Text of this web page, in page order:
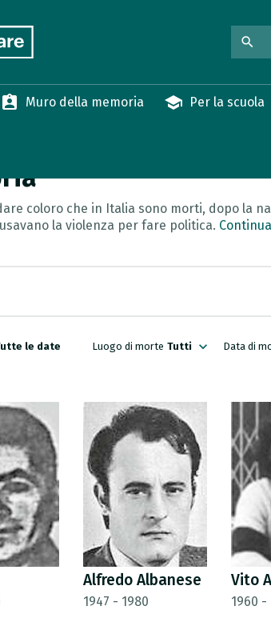
search
assignment_ind Muro della memoria school Per la scuola
coloro che in Italia sono morti, dopo la
la violenza per fare politica.
le date Luogo di morte Tutti expand_more Data di
Alfredo Albanese
1947 - 1980
Vito
1960 -